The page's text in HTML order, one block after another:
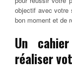
objectif avec votre
bon moment et de
Un
réaliser